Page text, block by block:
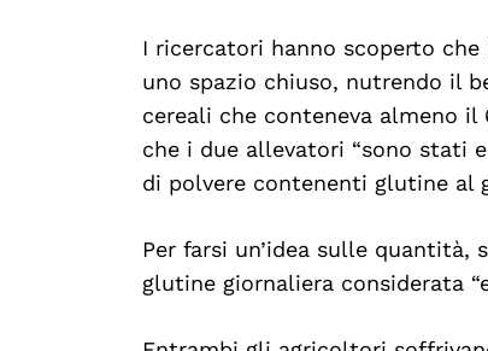
I ricercatori hanno scoperto
uno spazio chiuso, nutrendo il
cereali che conteneva almeno
che i due allevatori “sono stati
di polvere contenenti glutine al
Per farsi un’idea sulle
glutine giornaliera considerata